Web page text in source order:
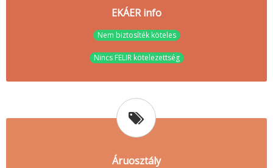
EKÁER info
Nem biztosíték köteles
Nincs FELIR kötelezettség
Áruosztály